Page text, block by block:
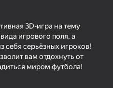
peýza
3D-игра на тему
игрового поля, а
себя серьёзных игроков!
вам отдохнуть от
миром футбола!